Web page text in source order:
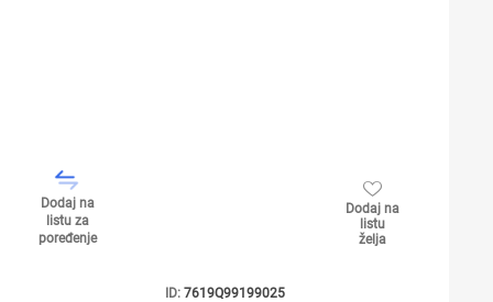
Dodaj na
listu za
poređenje
Dodaj na
listu
želja
ID: 7619Q99199025